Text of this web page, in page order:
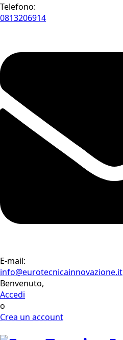
Telefono:
0813206914
E-mail:
info@eurotecnicainnovazione.it
Benvenuto,
Accedi
o
Crea un account